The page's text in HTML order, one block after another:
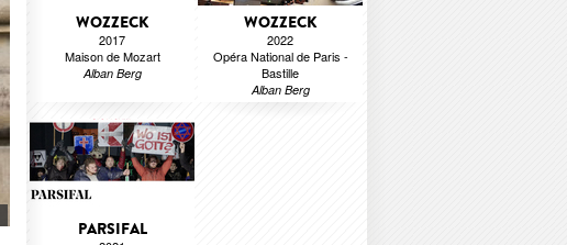
WOZZECK
2017
Maison de Mozart
Alban Berg
WOZZECK
2022
Opéra National de Paris -
Bastille
Alban Berg
PARSIFAL